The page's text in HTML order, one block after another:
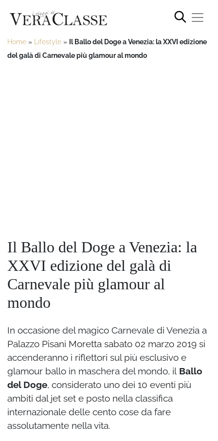
Home » Lifestyle » Il Ballo del Doge a Venezia: la XXVI edizione
del galà di Carnevale più glamour al mondo
Il Ballo del Doge a Venezia: la
XXVI edizione del galà di
Carnevale più glamour al
mondo
In occasione del magico Carnevale di Venezia a
Palazzo Pisani Moretta sabato 02 marzo 2019 si
accenderanno i riflettori sul più esclusivo e
glamour ballo in maschera del mondo, il Ballo
del Doge, considerato uno dei 10 eventi più
ambiti dal jet set e posto nella classifica
internazionale delle cento cose da fare
assolutamente nella vita.